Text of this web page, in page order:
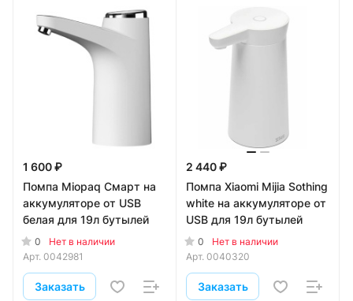
1 600 ₽
Помпа Miopaq Смарт на
аккумуляторе от USB
белая для 19л бутылей
0
Нет в наличии
Арт. 0042981
Заказать
2 440 ₽
Помпа Xiaomi Mijia Sothing
white на аккумуляторе от
USB для 19л бутылей
0
Нет в наличии
Арт. 0040320
Заказать